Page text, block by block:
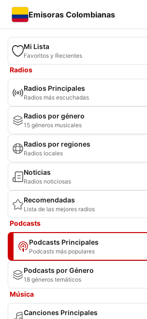
Emisoras Colombianas
Mi Lista
Favoritos y Recientes
Radios
Radios Principales
Radios más escuchadas
Radios por género
15 géneros musicales
Radios por regiones
Radios locales
Noticias
Radios noticiosas
Recomendadas
Lista de las mejores radios
Podcasts
Podcasts Principales
Podcasts más populares
Podcasts por Género
18 géneros temáticos
Música
Canciones Principales